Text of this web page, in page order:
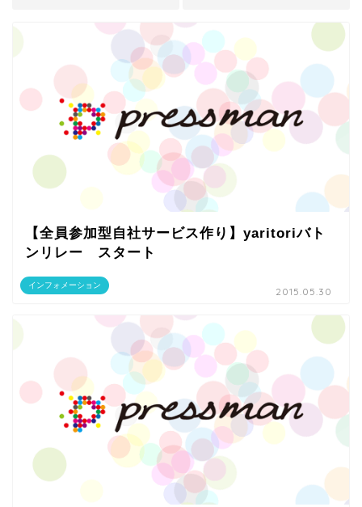
インフォメーション
【全員参加型自社サービス作り】yaritoriバト
ンリレー スタート
2015.05.30